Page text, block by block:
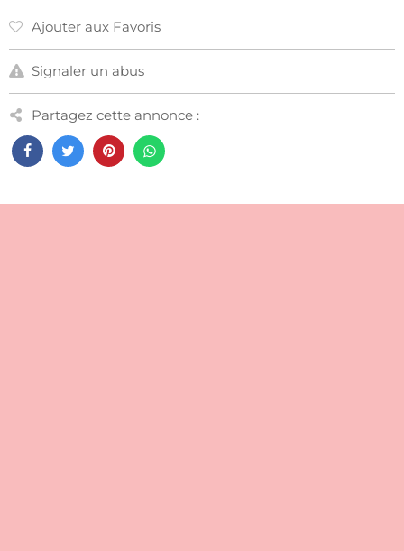
Ajouter aux Favoris
Signaler un abus
Partagez cette annonce :